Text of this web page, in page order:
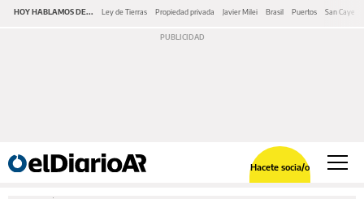
HOY HABLAMOS DE... Ley de Tierras Propiedad privada Javier Milei Brasil Puertos San
Hacete socia/o